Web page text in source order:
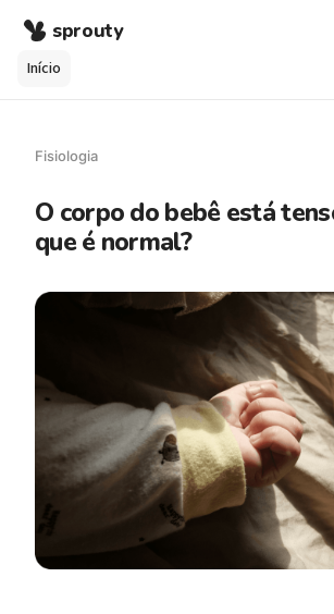
sprouty
Início
Fisiologia
O corpo do bebê está
que é normal?